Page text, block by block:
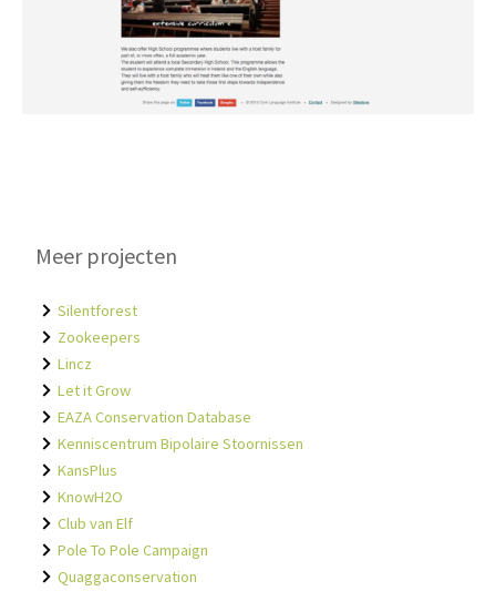
Meer projecten
Silentforest
Zookeepers
Lincz
Let it Grow
EAZA Conservation Database
Kenniscentrum Bipolaire Stoornissen
KansPlus
KnowH2O
Club van Elf
Pole To Pole Campaign
Quaggaconservation